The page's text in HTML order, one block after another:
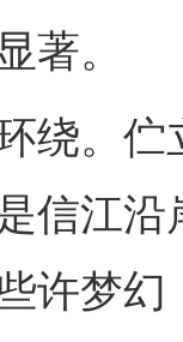
著。
。伫
信江
许梦